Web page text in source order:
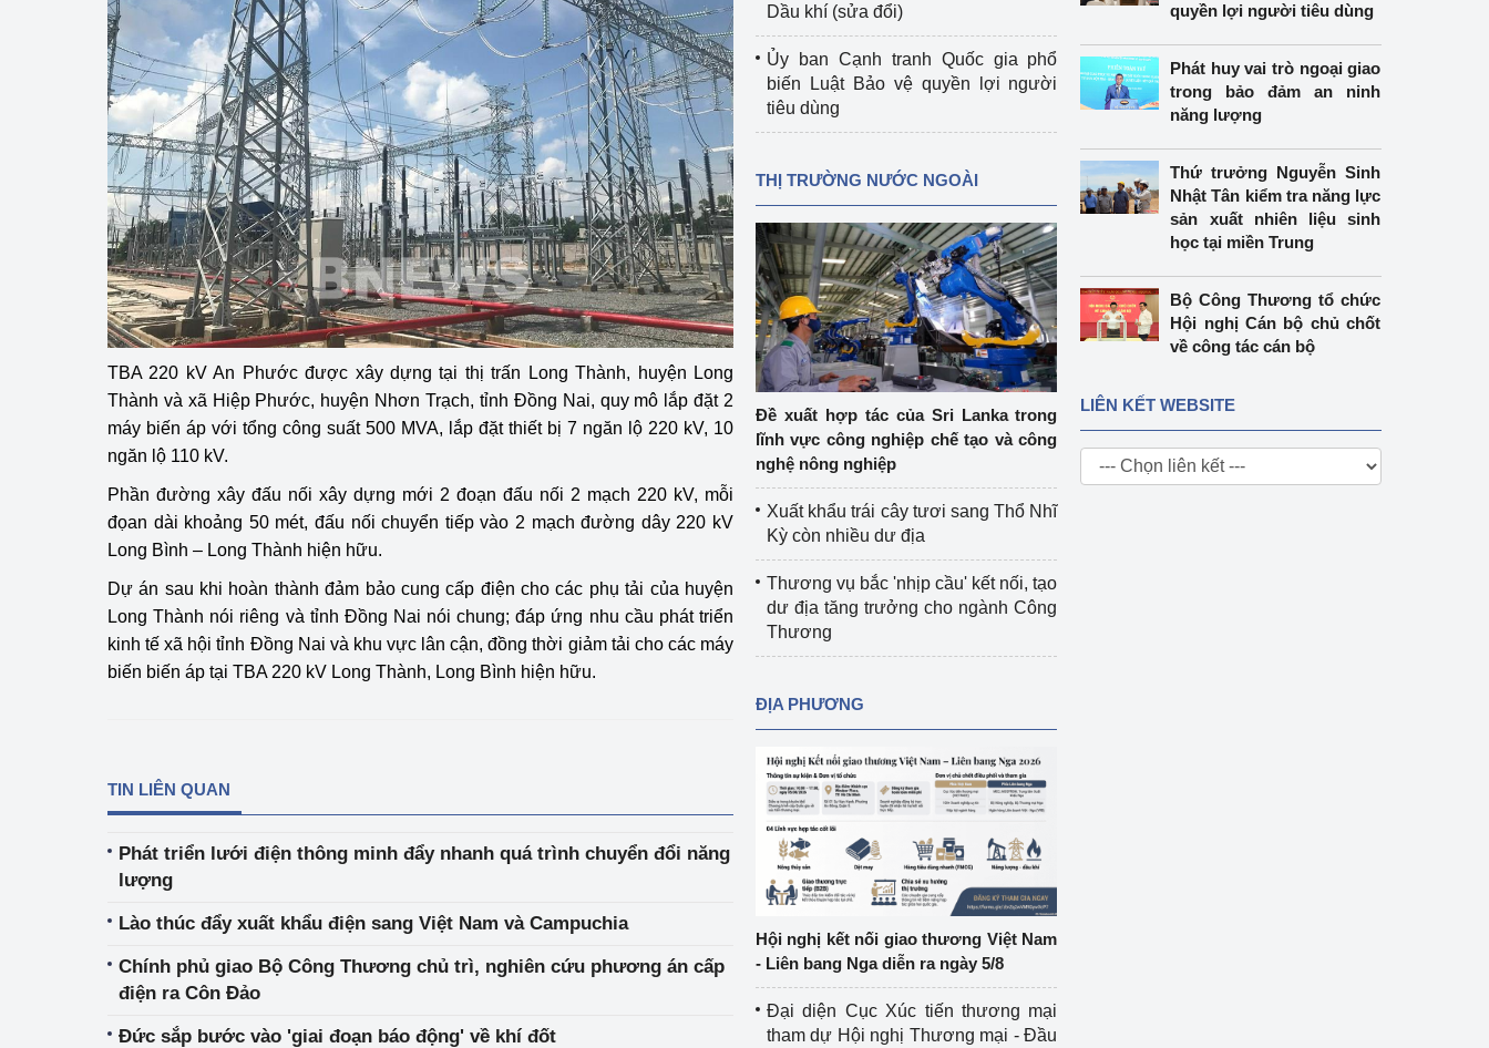
Phát triển nguồn nhân lực
Phát triển bền vững
Tổ chức kiểm định
Tổ chức kiểm định kỹ thuật an toàn lao
động thuộc thẩm quyền quản lý của
Bộ Công Thương
Tổ chức được cấp GCN đăng ký, hoạt
động kiểm định thiết bị, dụng cụ điện
làm việc ở môi trường không có nguy
hiểm khí, bụi nổ
Cơ sở sản xuất, sửa chữa chai chứa
Tổ chức huấn luyện, bồi dưỡng
nghiệp vụ kiểm định kỹ thuật an toàn
Văn hóa ngành Công Thương
Tái cơ cấu ngành Công Thương
Quản lý thị trường
Sử dụng năng lượng tiết kiệm và
hiệu quả
Hiệu quả năng lượng
Khoa học, công nghệ và đổi mới sáng
tạo
Bảo vệ môi trường Video bảo vệ môi trường
Văn bản về môi trường
Đọc báo giúp bạn
Bảo vệ nền tảng tư tưởng của Đảng
Doanh nghiệp - Người dân
Xúc tiến thương mại Khu vực miền Bắc
Đại hội XIV của Đảng vào cuộc sống
Phát triển công nghiệpCông nghiệp nền tảng
TBA 220 kV An Phước được xây dựng tại thị trấn Long Thành, huyện Long
Thành và xã Hiệp Phước, huyện Nhơn Trạch, tỉnh Đồng Nai, quy mô lắp đặt 2
máy biến áp với tổng công suất 500 MVA, lắp đặt thiết bị 7 ngăn lộ 220 kV, 10
ngăn lộ 110 kV.
Phần đường xây đấu nối xây dựng mới 2 đoạn đấu nối 2 mạch 220 kV, mỗi
đọan dài khoảng 50 mét, đấu nối chuyển tiếp vào 2 mạch đường dây 220 kV
Long Bình – Long Thành hiện hữu.
Dự án sau khi hoàn thành đảm bảo cung cấp điện cho các phụ tải của huyện
Long Thành nói riêng và tỉnh Đồng Nai nói chung; đáp ứng nhu cầu phát triển
kinh tế xã hội tỉnh Đồng Nai và khu vực lân cận, đồng thời giảm tải cho các máy
biến biến áp tại TBA 220 kV Long Thành, Long Bình hiện hữu.
TIN LIÊN QUAN
Phát triển lưới điện thông minh đẩy nhanh quá trình chuyển đổi năng
lượng
Lào thúc đẩy xuất khẩu điện sang Việt Nam và Campuchia
Chính phủ giao Bộ Công Thương chủ trì, nghiên cứu phương án cấp
điện ra Côn Đảo
Đức sắp bước vào 'giai đoạn báo động' về khí đốt
Dầu khí (sửa đổi)
Ủy ban Cạnh tranh Quốc gia phổ
biến Luật Bảo vệ quyền lợi người
tiêu dùng
THỊ TRƯỜNG NƯỚC NGOÀI
Đề xuất hợp tác của Sri Lanka trong
lĩnh vực công nghiệp chế tạo và công
nghệ nông nghiệp
Xuất khẩu trái cây tươi sang Thổ Nhĩ
Kỳ còn nhiều dư địa
Thương vụ bắc 'nhịp cầu' kết nối, tạo
dư địa tăng trưởng cho ngành Công
Thương
ĐỊA PHƯƠNG
Hội nghị kết nối giao thương Việt Nam
- Liên bang Nga diễn ra ngày 5/8
Đại diện Cục Xúc tiến thương mại
tham dự Hội nghị Thương mại - Đầu
quyền lợi người tiêu dùng
Phát huy vai trò ngoại giao
trong bảo đảm an ninh
năng lượng
Thứ trưởng Nguyễn Sinh
Nhật Tân kiểm tra năng lực
sản xuất nhiên liệu sinh
học tại miền Trung
Bộ Công Thương tổ chức
Hội nghị Cán bộ chủ chốt
về công tác cán bộ
LIÊN KẾT WEBSITE